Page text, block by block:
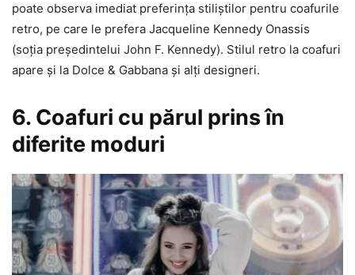
poate observa imediat preferința stiliștilor pentru coafurile
retro, pe care le prefera Jacqueline Kennedy Onassis
(soția președintelui John F. Kennedy). Stilul retro la coafuri
apare și la Dolce & Gabbana și alți designeri.
6. Coafuri cu părul prins în
diferite moduri